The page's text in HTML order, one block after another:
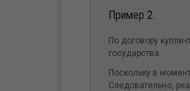
Пример 2.
По договору
государства.
Поскольку в
Следовательно,